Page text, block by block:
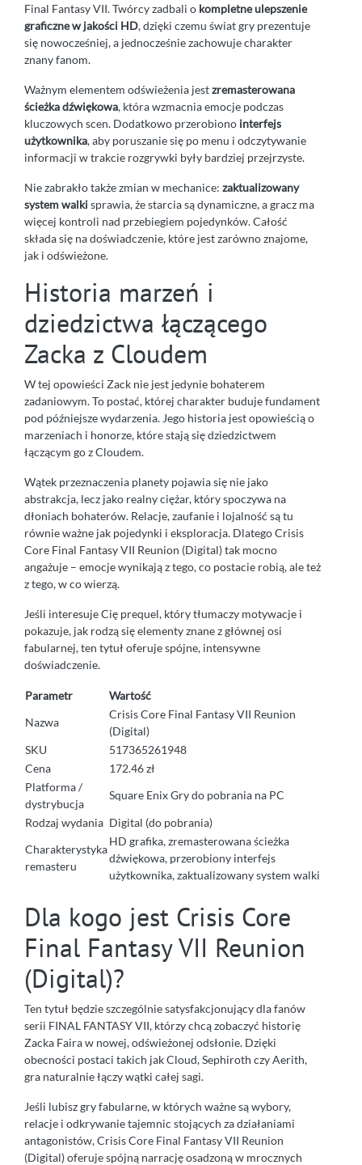
Final Fantasy VII. Twórcy zadbali o kompletne ulepszenie
graficzne w jakości HD, dzięki czemu świat gry prezentuje
się nowocześniej, a jednocześnie zachowuje charakter
znany fanom.
Ważnym elementem odświeżenia jestzremasterowana
ścieżka dźwiękowa, która wzmacnia emocje podczas
kluczowych scen. Dodatkowo przerobiono interfejs
użytkownika, aby poruszanie się po menu i odczytywanie
informacji w trakcie rozgrywki były bardziej przejrzyste.
Nie zabrakło także zmian w mechanice: zaktualizowany
system walkisprawia, że starcia są dynamiczne, a gracz ma
więcej kontroli nad przebiegiem pojedynków. Całość
składa się na doświadczenie, które jest zarówno znajome,
jak i odświeżone.
Historia marzeń i
dziedzictwa łączącego
Zacka z Cloudem
W tej opowieści Zack nie jest jedynie bohaterem
zadaniowym. To postać, której charakter buduje fundament
pod późniejsze wydarzenia. Jego historia jest opowieścią o
marzeniach i honorze, które stają się dziedzictwem
łączącym go z Cloudem.
Wątek przeznaczenia planety pojawia się nie jako
abstrakcja, lecz jako realny ciężar, który spoczywa na
dłoniach bohaterów. Relacje, zaufanie i lojalność są tu
równie ważne jak pojedynki i eksploracja. Dlatego Crisis
Core Final Fantasy VII Reunion (Digital) tak mocno
angażuje – emocje wynikają z tego, co postacie robią, ale też
z tego, w co wierzą.
Jeśli interesuje Cię prequel, który tłumaczy motywacje i
pokazuje, jak rodzą się elementy znane z głównej osi
fabularnej, ten tytuł oferuje spójne, intensywne
doświadczenie.
Parametr
Wartość
Nazwa
Crisis Core Final Fantasy VII Reunion
(Digital)
SKU
517365261948
Cena
172.46 zł
Platforma /
dystrybucja
Square Enix Gry do pobrania na PC
Rodzaj wydania Digital (do pobrania)
Charakterystyka
remasteru
HD grafika, zremasterowana ścieżka
dźwiękowa, przerobiony interfejs
użytkownika, zaktualizowany system walki
Dla kogo jest Crisis Core
Final Fantasy VII Reunion
(Digital)?
Ten tytuł będzie szczególnie satysfakcjonujący dla fanów
serii FINAL FANTASY VII, którzy chcą zobaczyć historię
Zacka Faira w nowej, odświeżonej odsłonie. Dzięki
obecności postaci takich jak Cloud, Sephiroth czy Aerith,
gra naturalnie łączy wątki całej sagi.
Jeśli lubisz gry fabularne, w których ważne są wybory,
relacje i odkrywanie tajemnic stojących za działaniami
antagonistów, Crisis Core Final Fantasy VII Reunion
(Digital) oferuje spójną narrację osadzoną w mrocznych